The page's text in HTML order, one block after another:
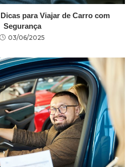
para Viajar de Carro com
Segurança
03/06/2025